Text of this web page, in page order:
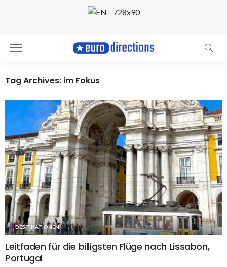
Tag Archives: im Fokus
DESTINATIONEN
Leitfaden für die billigsten Flüge nach Lissabon,
Portugal